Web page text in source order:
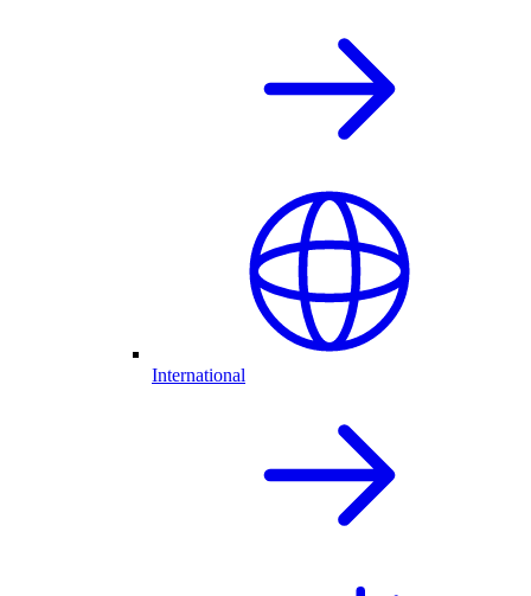
International